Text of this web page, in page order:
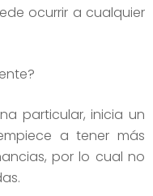
ocurrir a cualquier
particular, inicia un
a tener más
por lo cual no